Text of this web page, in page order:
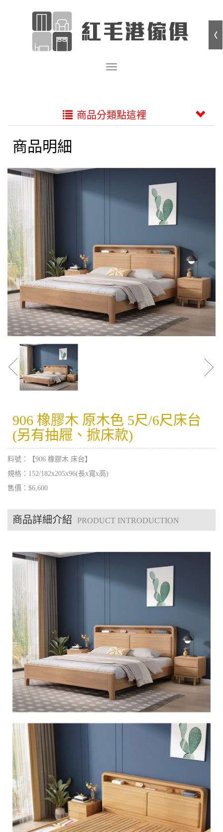
商品分類點這裡
商品明細
906 橡膠木 原木色 5尺/6尺床台
(另有抽屜、掀床款)
料號：【906 橡膠木 床台】
規格：152/182x205x96(長x寬x高)
售價：$6,600
商品詳細介紹 PRODUCT INTRODUCTION